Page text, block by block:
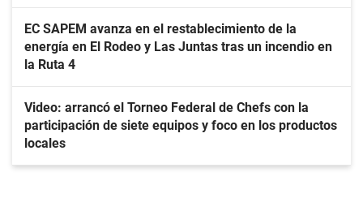
EC SAPEM avanza en el restablecimiento de la
energía en El Rodeo y Las Juntas tras un incendio en
la Ruta 4
Video: arrancó el Torneo Federal de Chefs con la
participación de siete equipos y foco en los productos
locales